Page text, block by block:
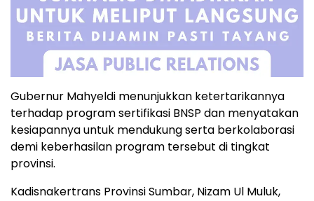
Gubernur Mahyeldi menunjukkan ketertarikannya
terhadap program sertifikasi BNSP dan menyatakan
kesiapannya untuk mendukung serta berkolaborasi
demi keberhasilan program tersebut di tingkat
provinsi.
Kadisnakertrans Provinsi Sumbar, Nizam Ul Muluk,